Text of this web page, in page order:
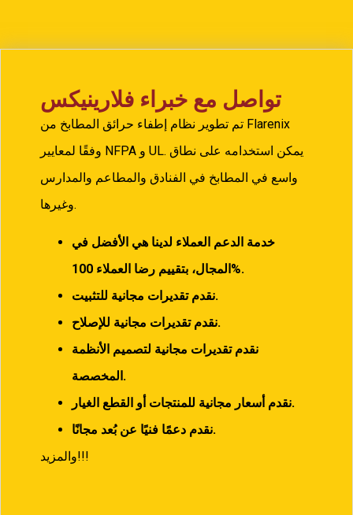
تواصل مع خبراء فلارينيكس
تم تطوير نظام إطفاء حرائق المطابخ من Flarenix
وفقًا لمعايير NFPA و UL. يمكن استخدامه على نطاق
واسع في المطابخ في الفنادق والمطاعم والمدارس
وغيرها.
خدمة الدعم العملاء لدينا هي الأفضل في
المجال، بتقييم رضا العملاء 100%.
نقدم تقديرات مجانية للتثبيت.
نقدم تقديرات مجانية للإصلاح.
نقدم تقديرات مجانية لتصميم الأنظمة
المخصصة.
نقدم أسعار مجانية للمنتجات أو القطع الغيار.
نقدم دعمًا فنيًا عن بُعد مجانًا.
والمزيد!!!